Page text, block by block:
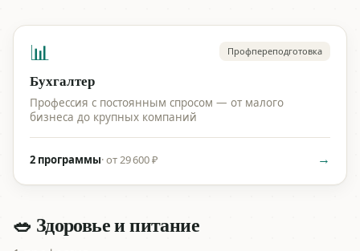
📊 Профпереподготовка
Бухгалтер
Профессия с постоянным спросом — от малого
бизнеса до крупных компаний
2 программы·от 29 600 ₽ →
🥗 Здоровье и питание